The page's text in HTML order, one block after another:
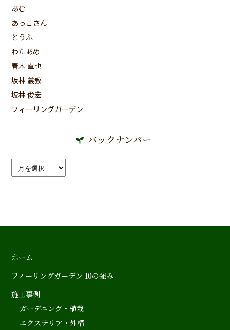
あむ
あっこさん
とうふ
わたあめ
春木 直也
坂林 義教
坂林 俊宏
フィーリングガーデン
バックナンバー
ホーム
フィーリングガーデン 10の強み
施工事例
ガーデニング・植栽
エクステリア・外構